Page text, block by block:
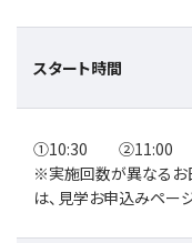
スタート時間
①10:30
※実施回数が異なるお
は、見学お申込みペー